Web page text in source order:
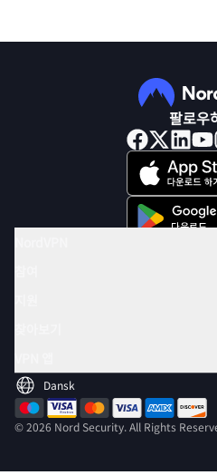
팔로우
© 2026 Nord Security. All Rights